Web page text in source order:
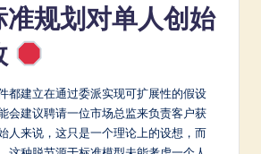
准规划对单人创始
都建立在通过委派实现可扩展性的假设
会建议聘请一位市场总监来负责客户获
人来说，这只是一个理论上的设想，而